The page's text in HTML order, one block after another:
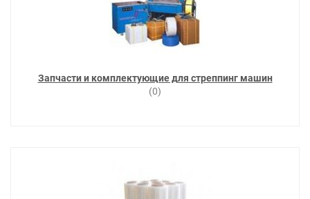
Запчасти и комплектующие для стреппинг машин
(0)